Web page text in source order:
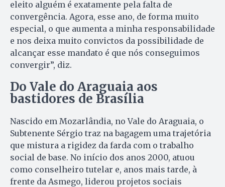
eleito alguém é exatamente pela falta de
convergência. Agora, esse ano, de forma muito
especial, o que aumenta a minha responsabilidade
e nos deixa muito convictos da possibilidade de
alcançar esse mandato é que nós conseguimos
convergir”, diz.
Do Vale do Araguaia aos
bastidores de Brasília
Nascido em Mozarlândia, no Vale do Araguaia, o
Subtenente Sérgio traz na bagagem uma trajetória
que mistura a rigidez da farda com o trabalho
social de base. No início dos anos 2000, atuou
como conselheiro tutelar e, anos mais tarde, à
frente da Asmego, liderou projetos sociais